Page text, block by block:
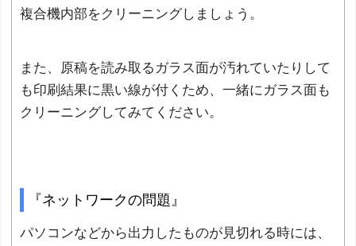
複合機内部をクリーニングしましょう。
また、原稿を読み取るガラス面が汚れていたりして
も印刷結果に黒い線が付くため、一緒にガラス面も
クリーニングしてみてください。
『ネットワークの問題』
パソコンなどから出力したものが見切れる時には、